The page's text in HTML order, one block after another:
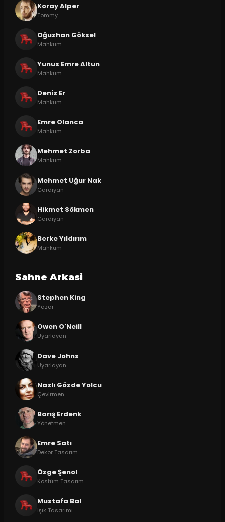
Koray Alper
Tommy
Oğuzhan Göksel
Mahkum
Yunus Emre Altun
Mahkum
Deniz Er
Mahkum
Emre Olanca
Mahkum
Mehmet Zorba
Mahkum
Mehmet Uğur Nak
Gardiyan
Hikmet Sökmen
Gardiyan
Berke Yıldırım
Mahkum
Sahne Arkasi
Stephen King
Yazar
Owen O'Neill
Uyarlayan
Dave Johns
Uyarlayan
Nazlı Gözde Yolcu
Çevirmen
Barış Erdenk
Yönetmen
Emre Satı
Dekor Tasarım
Özge Şenol
Kostüm Tasarım
Mustafa Bal
Işık Tasarımı